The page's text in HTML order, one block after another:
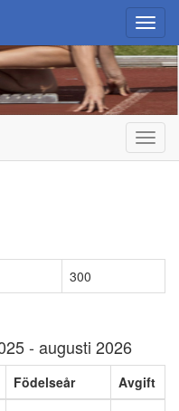
300
- augusti 2026
Födelseår Avgift